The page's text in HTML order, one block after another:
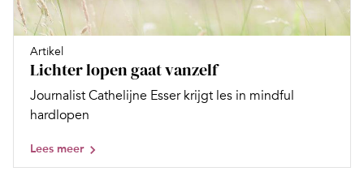
Artikel
Lichter lopen gaat vanzelf
Journalist Cathelijne Esser krijgt les in mindful
hardlopen
Lees meer